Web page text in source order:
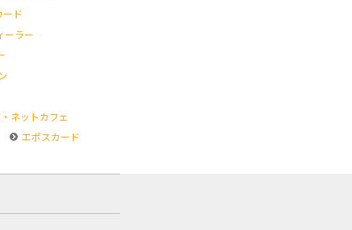
ード
ーラー
ネットカフェ
エポスカード